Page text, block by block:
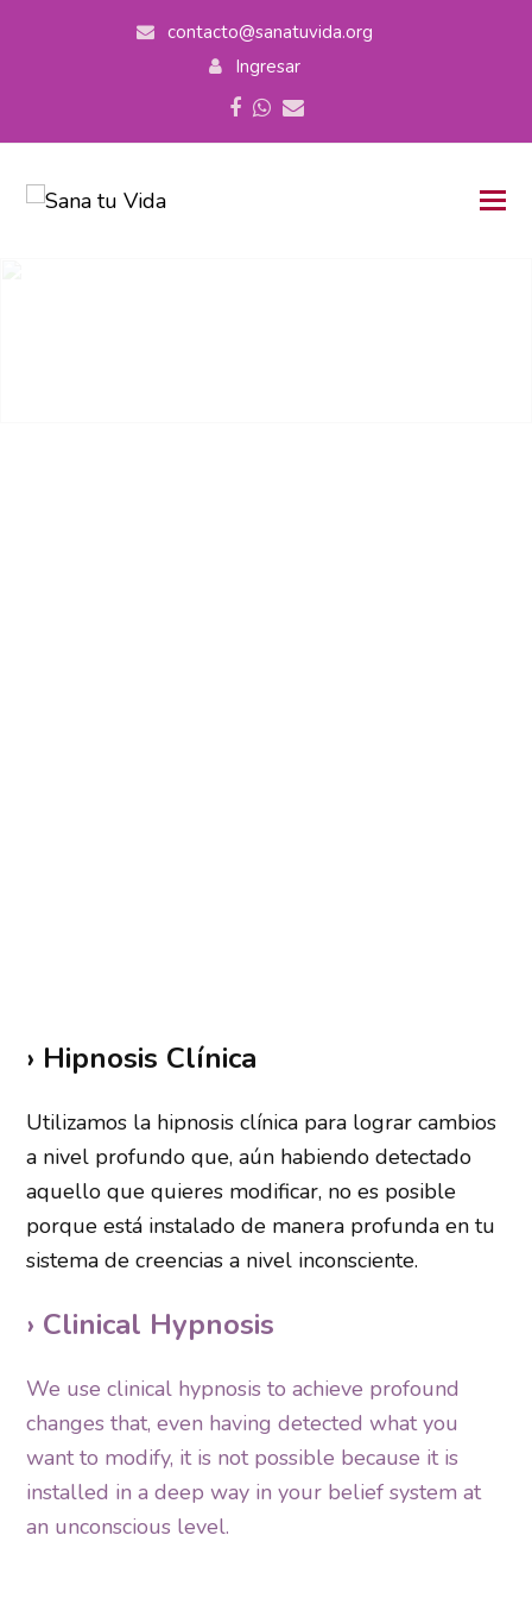
contacto@sanatuvida.org
Ingresar
Facebook
Whatsapp
Correo
electrónico
› Hipnosis Clínica
Utilizamos la hipnosis clínica para lograr cambios
a nivel profundo que, aún habiendo detectado
aquello que quieres modificar, no es posible
porque está instalado de manera profunda en tu
sistema de creencias a nivel inconsciente.
› Clinical Hypnosis
We use clinical hypnosis to achieve profound
changes that, even having detected what you
want to modify, it is not possible because it is
installed in a deep way in your belief system at
an unconscious level.